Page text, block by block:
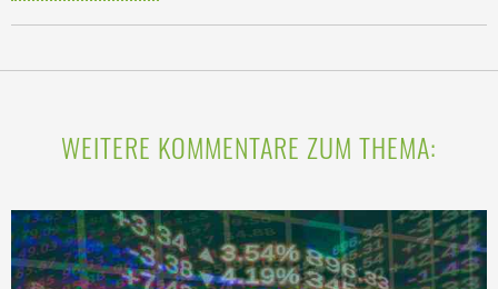
WEITERE KOMMENTARE ZUM THEMA: